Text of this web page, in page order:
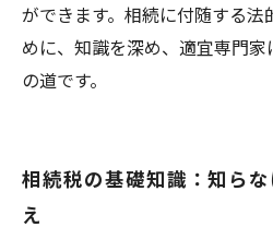
ができます。相続に付随する
めに、知識を深め、適宜専門
の道です。
相続税の基礎知識：知ら
え